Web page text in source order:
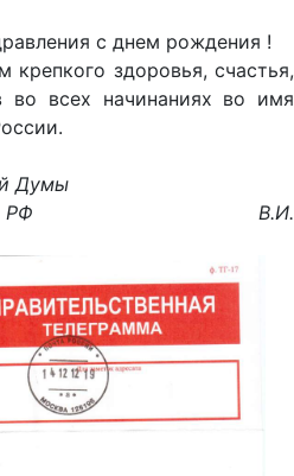
с днем рождения !
здоровья, счастья,
во всех начинаниях во имя
Думы
Собрания РФ В.И.